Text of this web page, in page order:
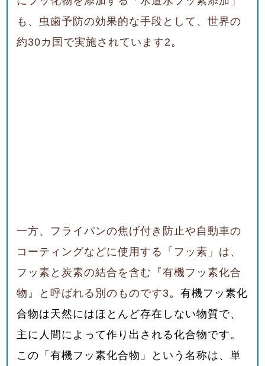
も、虫歯予防の効果的な手段として、世界の
約30カ国で実施されています2。
一方、フライパンの焦げ付き防止や自動車の
コーティングなどに使用する「フッ素」は、
フッ素と炭素の結合を含む『有機フッ素化合
物』と呼ばれる別のものです3。有機フッ素化
合物は天然にはほとんど存在しない物質で、
主に人間によって作り出される化合物です。
この「有機フッ素化合物」という名称は、単